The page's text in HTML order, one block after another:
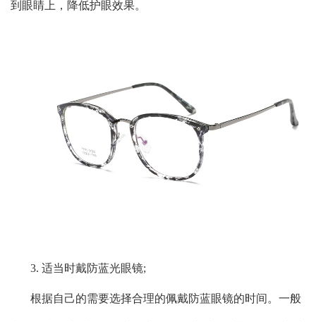
到眼睛上，降低护眼效果。
3. 适当时戴防蓝光眼镜;
根据自己的需要选择合理的佩戴防蓝眼镜的时间。一般